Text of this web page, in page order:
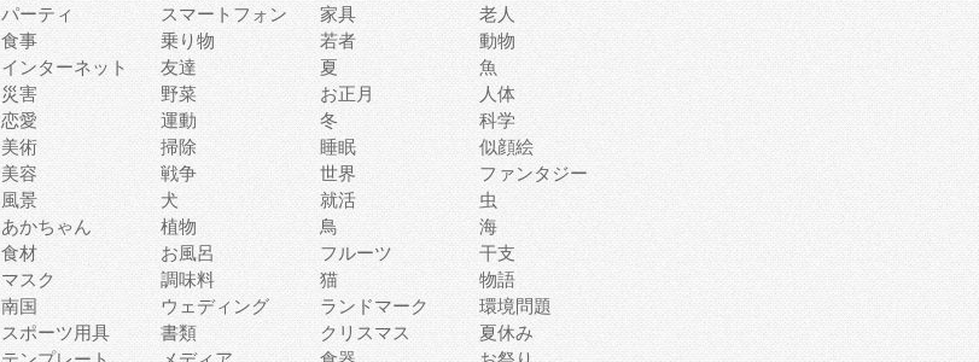
パーティ スマートフォン 家具
老人
食事 乗り物 若者
動物
インターネット 友達 夏
魚
災害 野菜 お正月
人体
恋愛 運動 冬
科学
美術 掃除 睡眠
似顔絵
美容 戦争 世界
ファンタジー
風景 犬 就活
虫
あかちゃん 植物 鳥
海
食材 お風呂 フルーツ
干支
マスク 調味料 猫
物語
南国 ウェディング ランドマーク
環境問題
スポーツ用具 書類 クリスマス
夏休み